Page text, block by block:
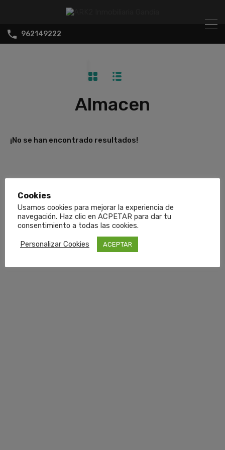
962149222
Almacen
¡No se han encontrado resultados!
Cookies
Usamos cookies para mejorar la experiencia de
navegación. Haz clic en ACPETAR para dar tu
consentimiento a todas las cookies.
Personalizar Cookies ACEPTAR